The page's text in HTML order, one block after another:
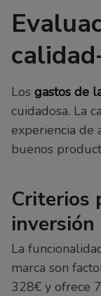
Los gastos de
cuidadosa. La
experiencia de
buenos
Criterios
inversión
La
marca son
328€ y ofrece